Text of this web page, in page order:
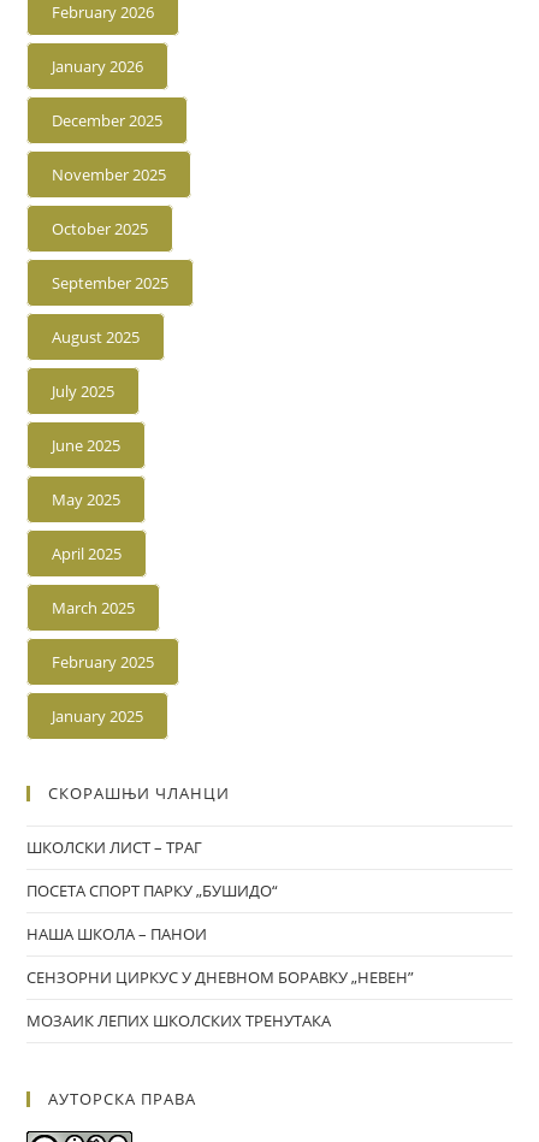
February 2026
January 2026
December 2025
November 2025
October 2025
September 2025
August 2025
July 2025
June 2025
May 2025
April 2025
March 2025
February 2025
January 2025
СКОРАШЊИ ЧЛАНЦИ
ШКОЛСКИ ЛИСТ – ТРАГ
ПОСЕТА СПОРТ ПАРКУ „БУШИДО“
НАША ШКОЛА – ПАНОИ
СЕНЗОРНИ ЦИРКУС У ДНЕВНОМ БОРАВКУ „НЕВЕН”
МОЗАИК ЛЕПИХ ШКОЛСКИХ ТРЕНУТАКА
АУТОРСКА ПРАВА